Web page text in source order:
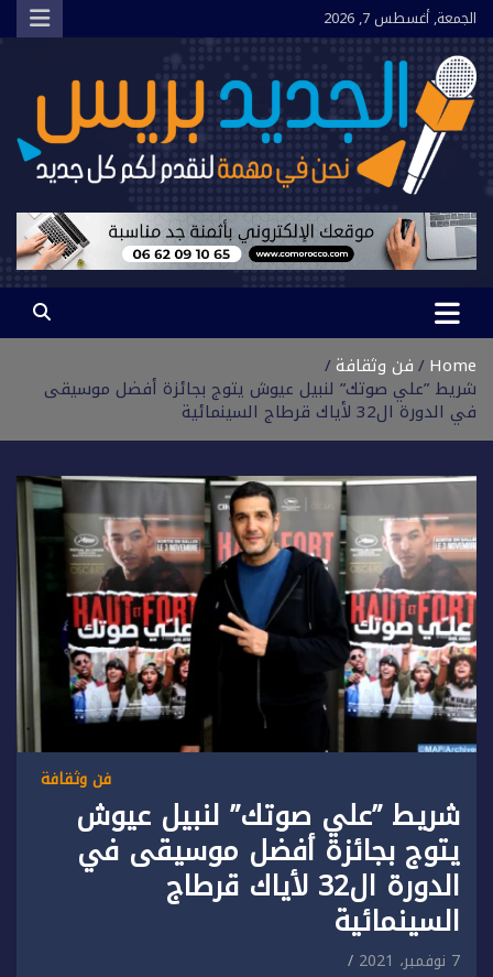
Skip
to
content
الجمعة, أغسطس 7, 2026
الجديد بريس
نحن في مهمة لنقدم لكم كل جديد
Home فن وثقافة
شريط ”علي صوتك” لنبيل عيوش يتوج بجائزة أفضل موسيقى
في الدورة ال32 لأياك قرطاج السينمائية
فن وثقافة
شريط ”علي صوتك” لنبيل عيوش
يتوج بجائزة أفضل موسيقى في
الدورة ال32 لأياك قرطاج
السينمائية
7 نوفمبر، 2021